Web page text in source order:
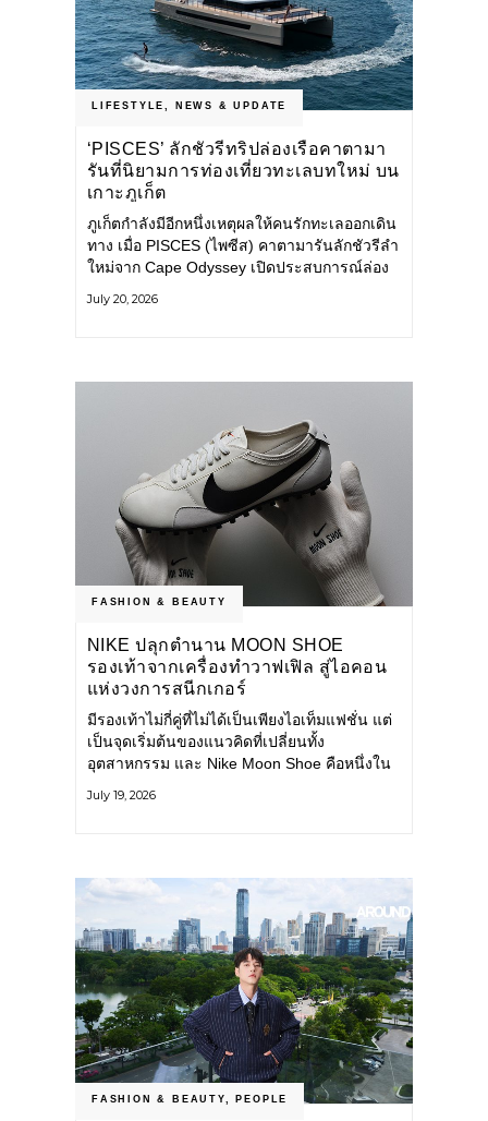
LIFESTYLE NEWS & UPDATE
‘PISCES’ ลักชัวรีทริปล่องเรือคาตามา
รันที่นิยามการท่องเที่ยวทะเลบทใหม่ บน
เกาะภูเก็ต
ภูเก็ตกำลังมีอีกหนึ่งเหตุผลให้คนรักทะเลออกเดิน
ทาง เมื่อ PISCES (ไพซีส) คาตามารันลักชัวรีลำ
ใหม่จาก Cape Odyssey เปิดประสบการณ์ล่อง
ไป ผสานความสะดวกสบายแบบโรงแรมระดับ
July 20, 2026
FASHION & BEAUTY
NIKE ปลุกตำนาน MOON SHOE
รองเท้าจากเครื่องทำวาฟเฟิล สู่ไอคอน
แห่งวงการสนีกเกอร์
มีรองเท้าไม่กี่คู่ที่ไม่ได้เป็นเพียงไอเท็มแฟชั่น แต่
เป็นจุดเริ่มต้นของแนวคิดที่เปลี่ยนทั้ง
อุตสาหกรรม และ Nike Moon Shoe คือหนึ่งใน
ศตวรรษก่อน กำลังกลับมาอีกครั้ง พร้อมพาเรื่อง
July 19, 2026
FASHION & BEAUTY PEOPLE